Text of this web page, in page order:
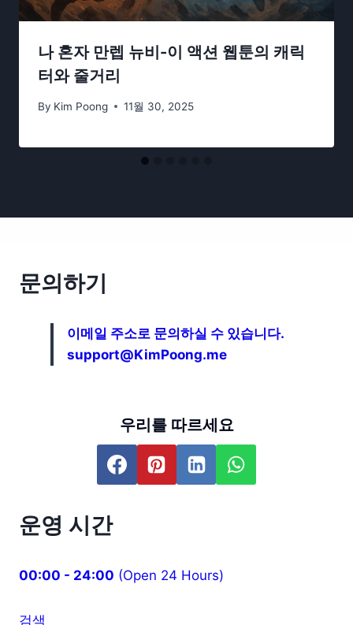
나 혼자 만렙 뉴비-이 액션 웹툰의 캐릭
터와 줄거리
By Kim Poong 11월 30, 2025
문의하기
이메일 주소로 문의하실 수 있습니다.
support@KimPoong.me
우리를 따르세요
운영 시간
00:00 - 24:00 (Open 24 Hours)
검색